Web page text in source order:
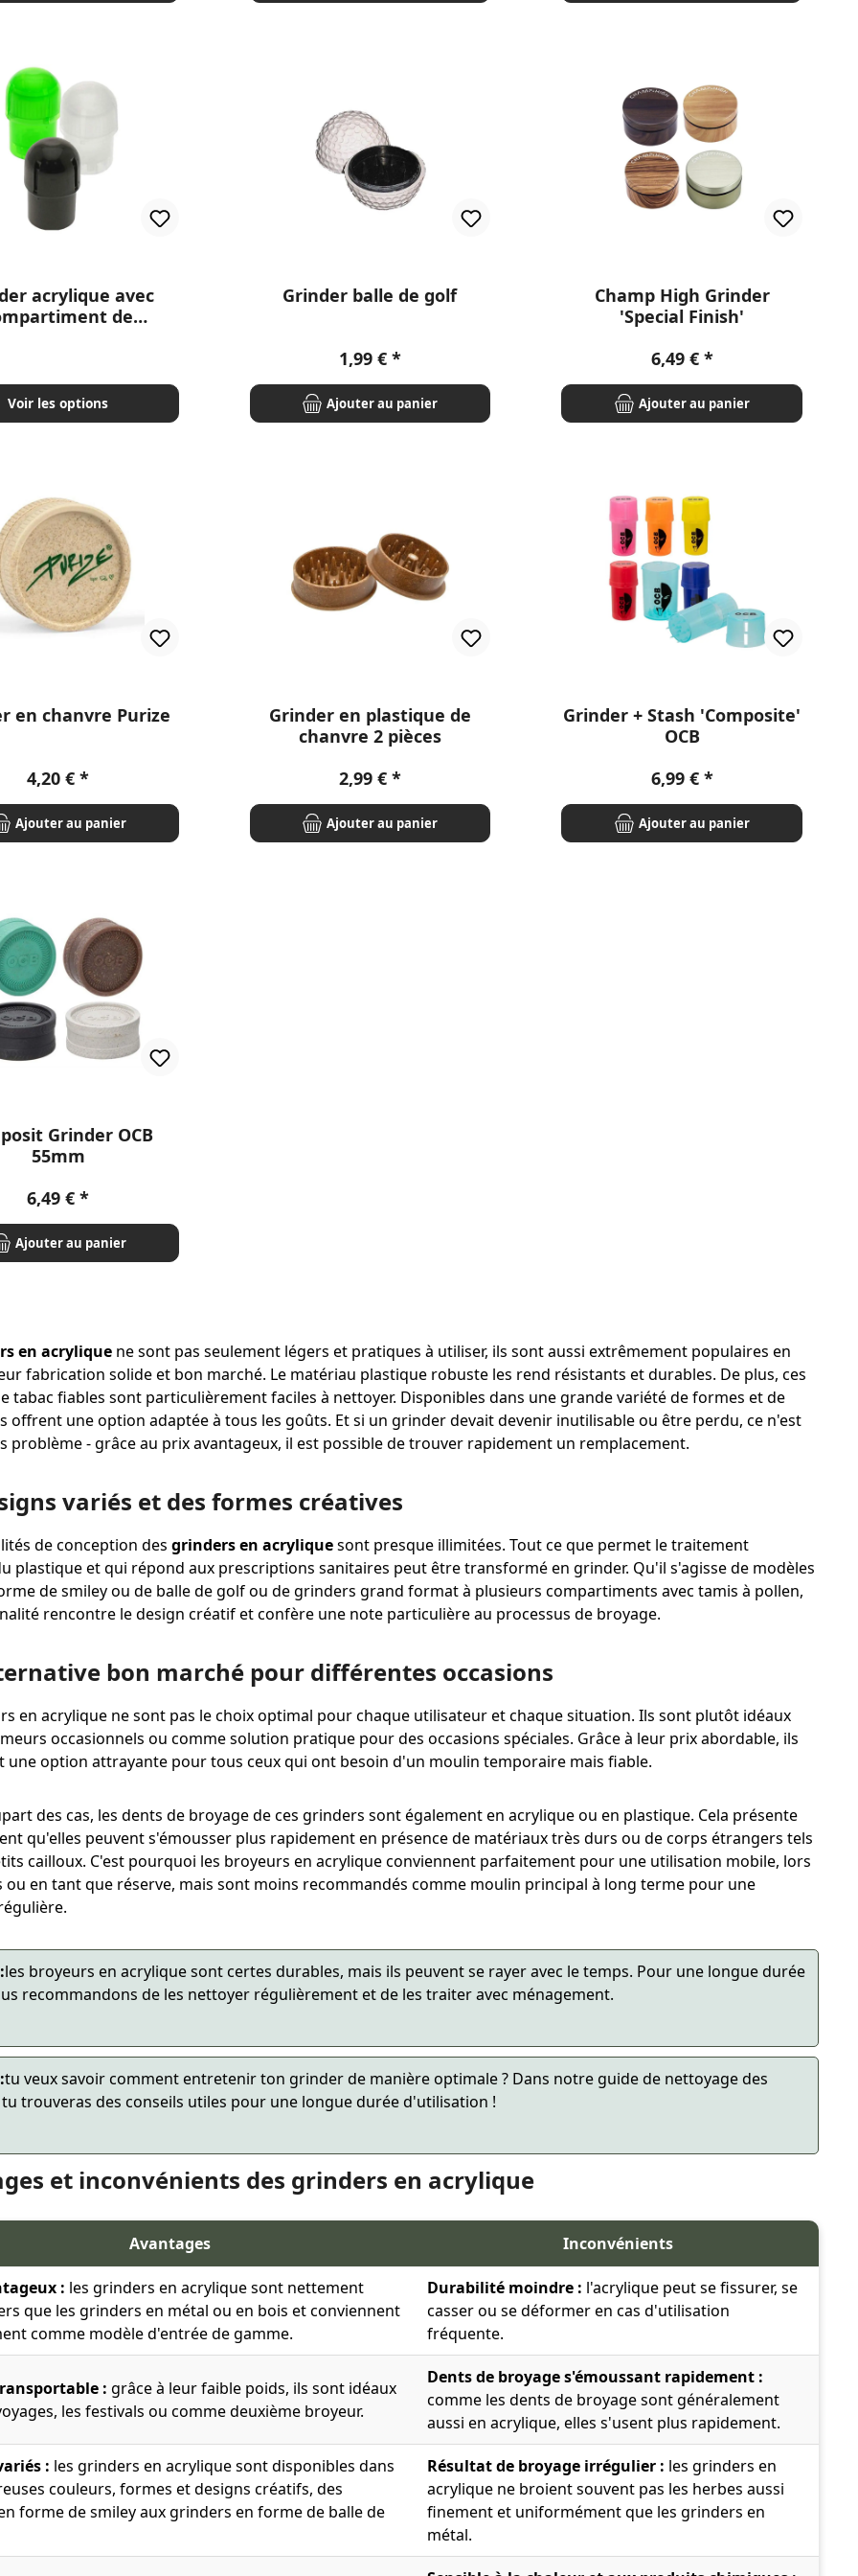
acrylique avec
de
Voir les options
Grinder balle de golf
Prix régulier :
1,99 €
Ajouter au panier
Champ High Grinder
'Special Finish'
Prix régulier :
6,49 €
Ajouter au panier
en chanvre Purize
Prix régulier :
4,20 €
Ajouter au panier
Grinder en plastique de
chanvre 2 pièces
Prix régulier :
2,99 €
Ajouter au panier
Grinder + Stash 'Composite'
OCB
Prix régulier :
6,99 €
Ajouter au panier
Grinder OCB
55mm
Prix régulier :
6,49 €
Ajouter au panier
en acrylique ne sont pas seulement légers et pratiques à utiliser, ils sont aussi extrêmement populaires en
fabrication solide et bon marché. Le matériau plastique robuste les rend résistants et durables. De plus, ces
tabac fiables sont particulièrement faciles à nettoyer. Disponibles dans une grande variété de formes et de
offrent une option adaptée à tous les goûts. Et si un grinder devait devenir inutilisable ou être perdu, ce n'est
problème - grâce au prix avantageux, il est possible de trouver rapidement un remplacement.
variés et des formes créatives
de conception des grinders en acryliquesont presque illimitées. Tout ce que permet le traitement
plastique et qui répond aux prescriptions sanitaires peut être transformé en grinder. Qu'il s'agisse de modèles
de smiley ou de balle de golf ou de grinders grand format à plusieurs compartiments avec tamis à pollen,
rencontre le design créatif et confère une note particulière au processus de broyage.
bon marché pour différentes occasions
en acrylique ne sont pas le choix optimal pour chaque utilisateur et chaque situation. Ils sont plutôt idéaux
occasionnels ou comme solution pratique pour des occasions spéciales. Grâce à leur prix abordable, ils
une option attrayante pour tous ceux qui ont besoin d'un moulin temporaire mais fiable.
des cas, les dents de broyage de ces grinders sont également en acrylique ou en plastique. Cela présente
qu'elles peuvent s'émousser plus rapidement en présence de matériaux très durs ou de corps étrangers tels
cailloux. C'est pourquoi les broyeurs en acrylique conviennent parfaitement pour une utilisation mobile, lors
ou en tant que réserve, mais sont moins recommandés comme moulin principal à long terme pour une
:les broyeurs en acrylique sont certes durables, mais ils peuvent se rayer avec le temps. Pour une longue durée
recommandons de les nettoyer régulièrement et de les traiter avec ménagement.
:tu veux savoir comment entretenir ton grinder de manière optimale ? Dans notre guide de nettoyage des
trouveras des conseils utiles pour une longue durée d'utilisation !
et inconvénients des grinders en acrylique
Avantages Inconvénients
: les grinders en acrylique sont nettement
que les grinders en métal ou en bois et conviennent
comme modèle d'entrée de gamme.
Durabilité moindre : l'acrylique peut se fissurer, se
casser ou se déformer en cas d'utilisation
fréquente.
: grâce à leur faible poids, ils sont idéaux
les festivals ou comme deuxième broyeur.
Dents de broyage s'émoussant rapidement :
comme les dents de broyage sont généralement
aussi en acrylique, elles s'usent plus rapidement.
: les grinders en acrylique sont disponibles dans
couleurs, formes et designs créatifs, des
forme de smiley aux grinders en forme de balle de
Résultat de broyage irrégulier : les grinders en
acrylique ne broient souvent pas les herbes aussi
finement et uniformément que les grinders en
métal.